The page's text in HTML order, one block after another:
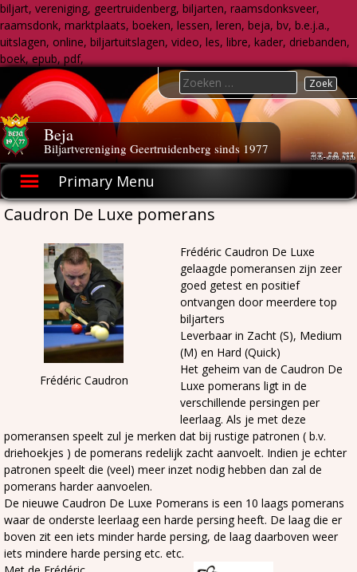
biljart, vereniging, geertruidenberg, biljarten, raamsdonksveer,
raamsdonk, marktplaats, boeken, lessen, leren, beja, bv, b.e.j.a.,
uitslagen, online, biljartuitslagen, video, les, libre, kader, driebanden,
boek, epub, pdf,
to
content
Beja
Biljartvereniging Geertruidenberg sinds 1977
Primary Menu
Search
for:
Caudron De Luxe pomerans
Frédéric Caudron
Frédéric Caudron De Luxe
gelaagde pomeransen zijn zeer
goed getest en positief
ontvangen door meerdere top
biljarters
Leverbaar in Zacht (S), Medium
(M) en Hard (Quick)
Het geheim van de Caudron De
Luxe pomerans ligt in de
verschillende persingen per
leerlaag. Als je met deze
pomeransen speelt zul je merken dat bij rustige patronen ( b.v.
driehoekjes ) de pomerans redelijk zacht aanvoelt. Indien je echter
patronen speelt die (veel) meer inzet nodig hebben dan zal de
pomerans harder aanvoelen.
De nieuwe Caudron De Luxe Pomerans is een 10 laags pomerans
waar de onderste leerlaag een harde persing heeft. De laag die er
boven zit een iets minder harde persing, de laag daarboven weer
iets mindere harde persing etc. etc.